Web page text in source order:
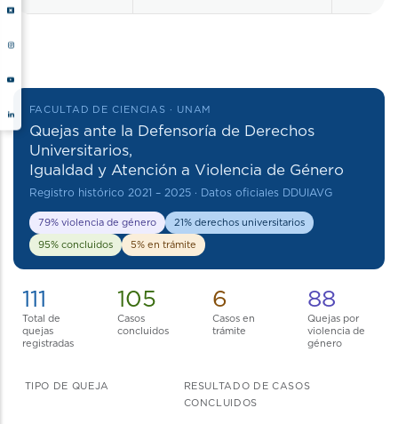
FACULTAD DE CIENCIAS · UNAM
Quejas ante la Defensoría de Derechos
Universitarios,
Igualdad y Atención a Violencia de Género
Registro histórico 2021 – 2025 · Datos oficiales DDUIAVG
79% violencia de género 21% derechos universitarios
95% concluidos 5% en trámite
111
Total de
quejas
registradas
105
Casos
concluidos
6
Casos en
trámite
88
Quejas por
violencia de
género
TIPO DE QUEJA
RESULTADO DE CASOS
CONCLUIDOS